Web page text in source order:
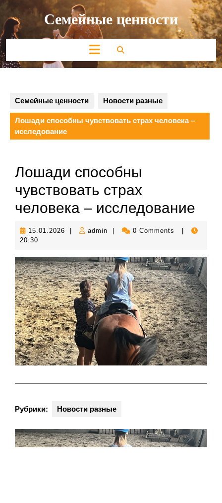
Перейти
содержимому Семейные ценности
Кнопка
Открыть
Семейные ценности Новости разные
Лошади способны чувствовать страх человека –
исследование
Лошади способны
чувствовать страх
человека – исследование
15.01.2026 15.01.2026
admin admin 0 Comments
20:30
Рубрики: Новости разные